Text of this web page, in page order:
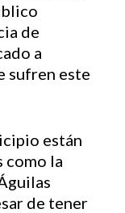
de
a
sufren este
están
como la
de tener